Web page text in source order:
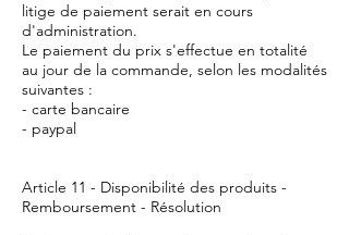
litige de paiement serait en cours
d'administration.
Le paiement du prix s'effectue en totalité
au jour de la commande, selon les modalités
suivantes :
- carte bancaire
- paypal
Article 11 - Disponibilité des produits -
Remboursement - Résolution